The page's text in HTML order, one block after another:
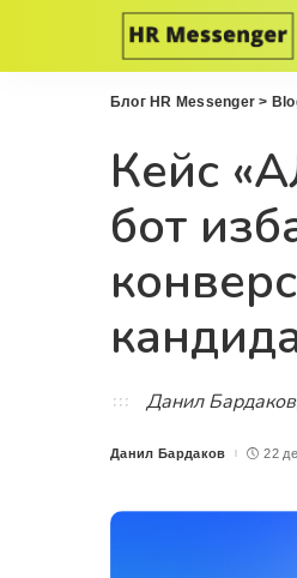
Блог HR Messenger >
Кейс
бот
Данил
Posted
Данил Бардаков 22